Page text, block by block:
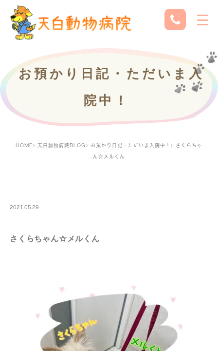
お預かり日記・ただいま入
院中！
HOME 天白動物病院BLOG お預かり日記・ただいま入院中！ さくらちゃ
ん☆メルくん
2021.05.29
さくらちゃん☆メルくん